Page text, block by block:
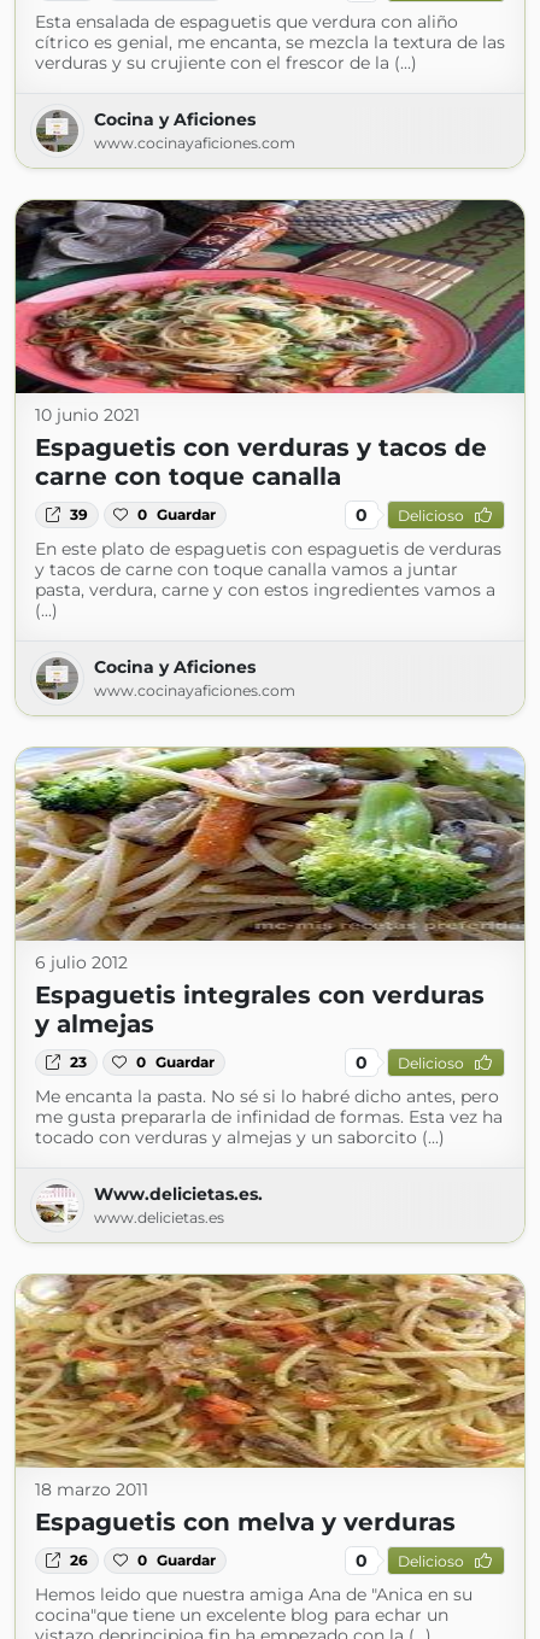
Esta ensalada de espaguetis que verdura con aliño
cítrico es genial, me encanta, se mezcla la textura de las
verduras y su crujiente con el frescor de la (...)
Cocina y Aficiones
www.cocinayaficiones.com
10 junio 2021
Espaguetis con verduras y tacos de
carne con toque canalla
39 0 Guardar 0 Delicioso
En este plato de espaguetis con espaguetis de verduras
y tacos de carne con toque canalla vamos a juntar
pasta, verdura, carne y con estos ingredientes vamos a
(...)
Cocina y Aficiones
www.cocinayaficiones.com
6 julio 2012
Espaguetis integrales con verduras
y almejas
23 0 Guardar 0 Delicioso
Me encanta la pasta. No sé si lo habré dicho antes, pero
me gusta prepararla de infinidad de formas. Esta vez ha
tocado con verduras y almejas y un saborcito (...)
Www.delicietas.es.
www.delicietas.es
18 marzo 2011
Espaguetis con melva y verduras
26 0 Guardar 0 Delicioso
Hemos leido que nuestra amiga Ana de "Anica en su
cocina"que tiene un excelente blog para echar un